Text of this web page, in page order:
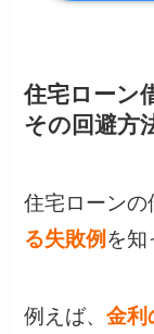
住宅ローン
その回避方
住宅ローンの
る失敗例 を知
例えば、金利